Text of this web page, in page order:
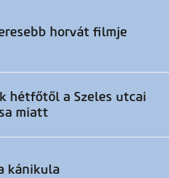
horvát filmje
hétfőtől a Szeles utcai
miatt
kánikula